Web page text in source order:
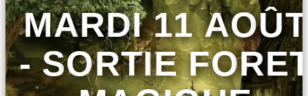
MARDI 11 AOÛT
- SORTIE